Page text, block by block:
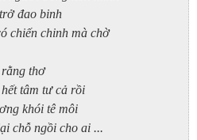
đao binh
chiến chinh mà chờ
thơ
tâm tư cả rồi
khói tê môi
chỗ ngồi cho ai ...